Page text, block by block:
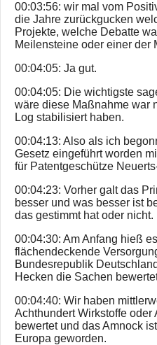
00:03:56: wir mal vom
die Jahre zurückgucken
Projekte, welche Debatte
Meilensteine oder einer der
00:04:05: Ja gut.
00:04:05: Die wichtigste
wäre diese Maßnahme war
Log stabilisiert haben.
00:04:13: Also als ich
Gesetz eingeführt worden
für Patentgeschütze
00:04:23: Vorher galt das
besser und was besser ist
das gestimmt hat oder nicht.
00:04:30: Am Anfang hieß
flächendeckende
Bundesrepublik
Hecken die Sachen
00:04:40: Wir haben
Achthundert Wirkstoffe
bewertet und das Amnock
Europa geworden.